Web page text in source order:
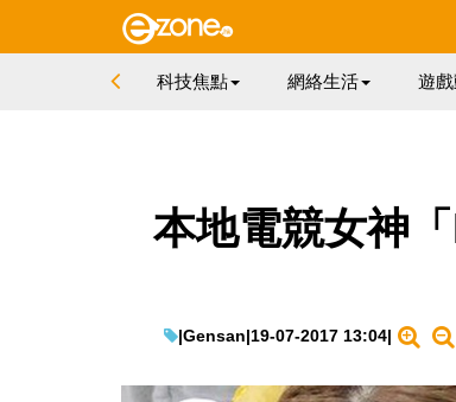
科技焦點 網絡生活 遊
本地電競女神
|Gensan|19-07-2017 13:04|